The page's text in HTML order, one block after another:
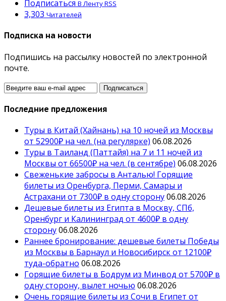
Подписаться В Ленту RSS
3,303 Читателей
Подписка на новости
Подпишись на рассылку новостей по электронной
почте.
Последние предложения
Туры в Китай (Хайнань) на 10 ночей из Москвы
от 52900₽ на чел. (на регулярке) 06.08.2026
Туры в Таиланд (Паттайя) на 7 и 11 ночей из
Москвы от 66500₽ на чел. (в сентябре) 06.08.2026
Свеженькие забросы в Анталью! Горящие
билеты из Оренбурга, Перми, Самары и
Астрахани от 7300₽ в одну сторону06.08.2026
Дешевые билеты из Египта в Москву, СПб,
Оренбург и Калининград от 4600₽ в одну
сторону06.08.2026
Раннее бронирование: дешевые билеты Победы
из Москвы в Барнаул и Новосибирск от 12100₽
туда-обратно 06.08.2026
Горящие билеты в Бодрум из Минвод от 5700₽ в
одну сторону, вылет ночью 06.08.2026
Очень горящие билеты из Сочи в Египет от